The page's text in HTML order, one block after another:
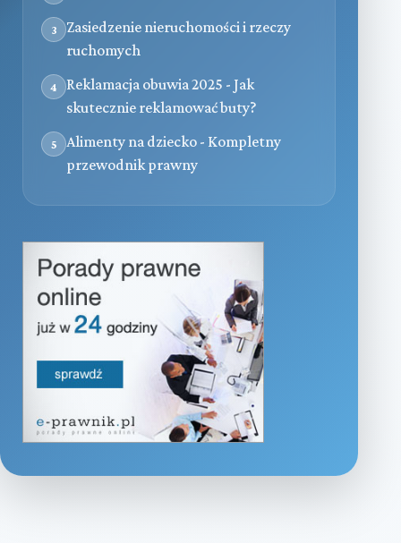
3
Zasiedzenie nieruchomości i rzeczy
ruchomych
4
Reklamacja obuwia 2025 - Jak
skutecznie reklamować buty?
5
Alimenty na dziecko - Kompletny
przewodnik prawny